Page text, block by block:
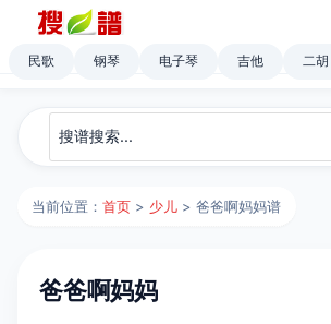
民歌 钢琴 电子琴 吉他 二胡
当前位置：首页 > 少儿 > 爸爸啊妈妈谱
爸爸啊妈妈